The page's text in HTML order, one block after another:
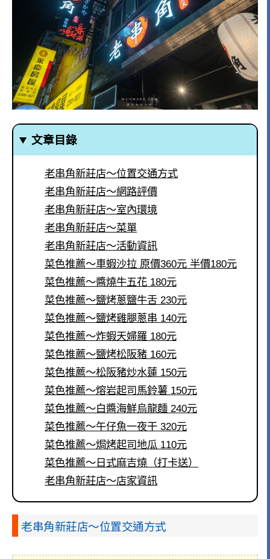
文章目錄
老串角新莊店～位置交通方式
老串角新莊店～網路評價
老串角新莊店～室內環境
老串角新莊店～菜單
老串角新莊店～活動資訊
菜色推薦～車蝦沙拉 原價360元 半價180元
菜色推薦～醬燒牛五花 180元
菜色推薦～鹽烤蔥鹽牛舌 230元
菜色推薦～鹽烤雞腿蔥串 140元
菜色推薦～炸蝦天婦羅 180元
菜色推薦～鹽烤松阪豬 160元
菜色推薦～松阪豬炒水蓮 150元
菜色推薦～熔岩起司馬鈴薯 150元
菜色推薦～白醬海鮮烏龍麵 240元
菜色推薦～午仔魚一夜干 320元
菜色推薦～焗烤起司地瓜 110元
菜色推薦～日式麻吉燒（打卡送）
老串角新莊店～店家資訊
老串角新莊店～位置交通方式